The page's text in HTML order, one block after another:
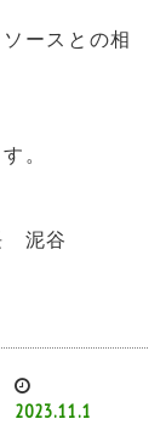
ースとの相
。
泥谷
2023.11.1